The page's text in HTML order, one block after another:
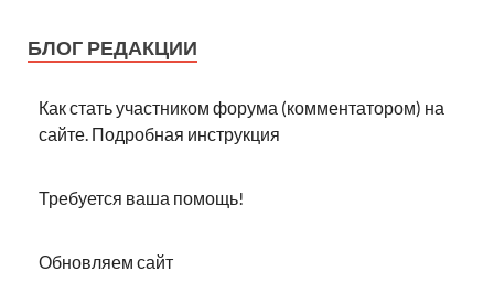
БЛОГ РЕДАКЦИИ
Как стать участником форума (комментатором) на
сайте. Подробная инструкция
Требуется ваша помощь!
Обновляем сайт